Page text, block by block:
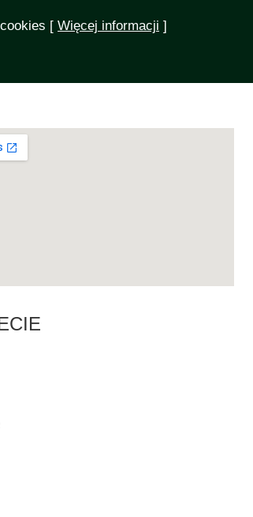
[ Więcej informacji ]